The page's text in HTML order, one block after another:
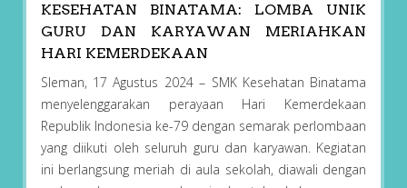
KESEHATAN BINATAMA: LOMBA UNIK
GURU DAN KARYAWAN MERIAHKAN
HARI KEMERDEKAAN
Sleman, 17 Agustus 2024 – SMK Kesehatan Binatama
menyelenggarakan perayaan Hari Kemerdekaan
Republik Indonesia ke-79 dengan semarak perlombaan
yang diikuti oleh seluruh guru dan karyawan. Kegiatan
ini berlangsung meriah di aula sekolah, diawali dengan